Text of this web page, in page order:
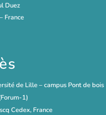
Duez
France
de Lille – campus Pont de bois
1)
Cedex, France